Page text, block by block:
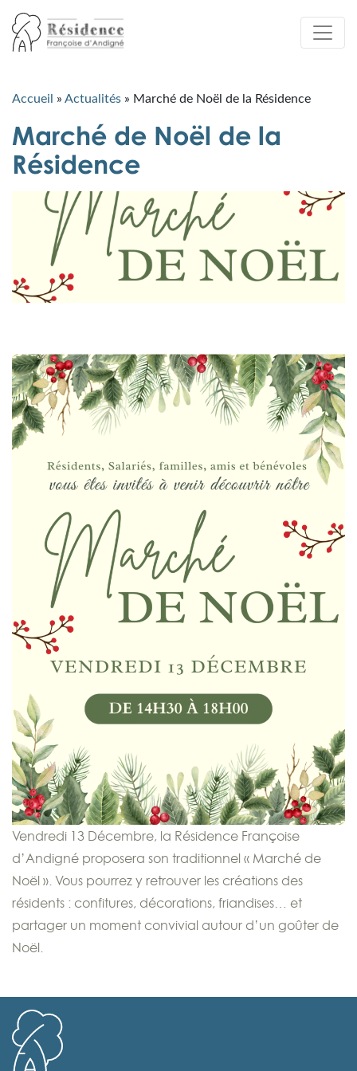
Accueil » Actualités » Marché de Noël de la Résidence
Marché de Noël de la
Résidence
Vendredi 13 Décembre, la Résidence Françoise
d’Andigné proposera son traditionnel « Marché de
Noël ». Vous pourrez y retrouver les créations des
résidents : confitures, décorations, friandises… et
partager un moment convivial autour d’un goûter de
Noël.